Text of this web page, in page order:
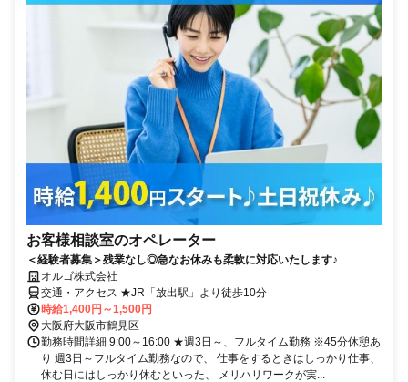
お客様相談室のオペレーター
＜経験者募集＞残業なし◎急なお休みも柔軟に対応いたします♪
オルゴ株式会社
交通・アクセス ★JR「放出駅」より徒歩10分
時給1,400円～1,500円
大阪府大阪市鶴見区
勤務時間詳細 9:00～16:00 ★週3日～、フルタイム勤務 ※45分休憩あ
り 週3日～フルタイム勤務なので、 仕事をするときはしっかり仕事、
休む日にはしっかり休むといった、 メリハリワークが実...